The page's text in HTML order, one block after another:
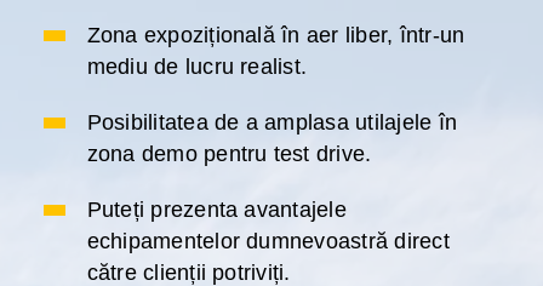
Zona expozițională în aer liber, într-un
mediu de lucru realist.
Posibilitatea de a amplasa utilajele în
zona demo pentru test drive.
Puteți prezenta avantajele
echipamentelor dumnevoastră direct
către clienții potriviți.